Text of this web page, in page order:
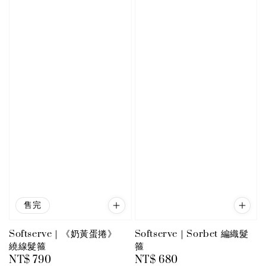
售完
Softserve｜《奶黃蛋捲》
繞線髮箍
Regular
NT$ 790
Softserve｜Sorbet 編織髮
箍
Regular
NT$ 680